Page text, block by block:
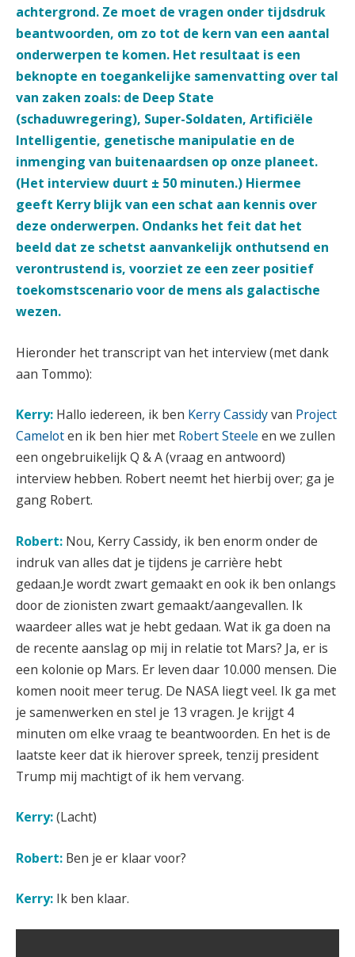
achtergrond. Ze moet de vragen onder tijdsdruk
beantwoorden, om zo tot de kern van een aantal
onderwerpen te komen. Het resultaat is een
beknopte en toegankelijke samenvatting over tal
van zaken zoals: de Deep State
(schaduwregering), Super-Soldaten, Artificiële
Intelligentie, genetische manipulatie en de
inmenging van buitenaardsen op onze planeet.
(Het interview duurt ± 50 minuten.) Hiermee
geeft Kerry blijk van een schat aan kennis over
deze onderwerpen. Ondanks het feit dat het
beeld dat ze schetst aanvankelijk onthutsend en
verontrustend is, voorziet ze een zeer positief
toekomstscenario voor de mens als galactische
wezen.
Hieronder het transcript van het interview (met dank
aan Tommo):
Kerry: Hallo iedereen, ik ben Kerry Cassidyvan Project
Cameloten ik ben hier met Robert Steele en we zullen
een ongebruikelijk Q & A (vraag en antwoord)
interview hebben. Robert neemt het hierbij over; ga je
gang Robert.
Robert: Nou, Kerry Cassidy, ik ben enorm onder de
indruk van alles dat je tijdens je carrière hebt
gedaan.Je wordt zwart gemaakt en ook ik ben onlangs
door de zionisten zwart gemaakt/aangevallen. Ik
waardeer alles wat je hebt gedaan. Wat ik ga doen na
de recente aanslag op mij in relatie tot Mars? Ja, er is
een kolonie op Mars. Er leven daar 10.000 mensen. Die
komen nooit meer terug. De NASA liegt veel. Ik ga met
je samenwerken en stel je 13 vragen. Je krijgt 4
minuten om elke vraag te beantwoorden. En het is de
laatste keer dat ik hierover spreek, tenzij president
Trump mij machtigt of ik hem vervang.
Kerry:(Lacht)
Robert: Ben je er klaar voor?
Kerry: Ik ben klaar.